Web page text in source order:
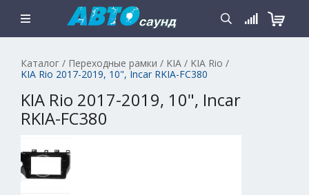
Каталог / Переходные рамки / KIA / KIA Rio /
KIA Rio 2017-2019, 10", Incar RKIA-FC380
KIA Rio 2017-2019, 10", Incar
RKIA-FC380